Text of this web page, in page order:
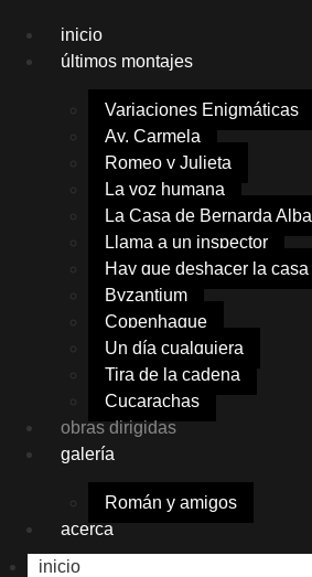
inicio
últimos montajes
Variaciones Enigmáticas
Ay, Carmela
Romeo y Julieta
La voz humana
La Casa de Bernarda Alba
Llama a un inspector
Hay que deshacer la casa
Byzantium
Copenhague
Un día cualquiera
Tira de la cadena
Cucarachas
obras dirigidas
galería
Román y amigos
acerca
inicio